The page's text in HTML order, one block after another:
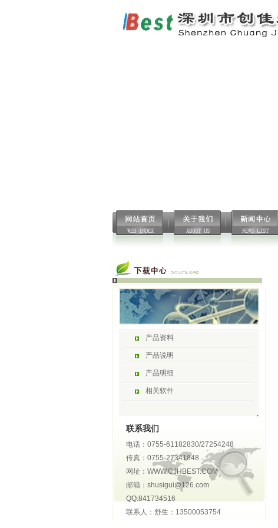
产品资料
产品说明
产品明细
相关软件
联系我们
电话：0755-61182830/27254248
传真：0755-27341848
网址：WWW.CJHBEST.COM
邮箱：shusigui@126.com
QQ:841734516
联系人：舒生：13500053754